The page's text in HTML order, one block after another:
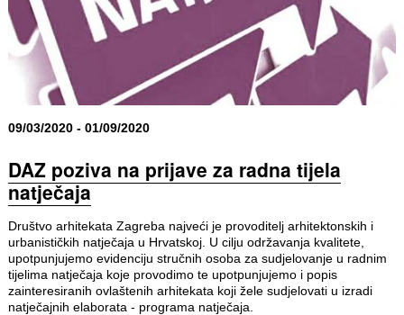
09/03/2020 - 01/09/2020
DAZ poziva na prijave za radna tijela
natječaja
Društvo arhitekata Zagreba najveći je provoditelj arhitektonskih i
urbanističkih natječaja u Hrvatskoj. U cilju održavanja kvalitete,
upotpunjujemo evidenciju stručnih osoba za sudjelovanje u radnim
tijelima natječaja koje provodimo te upotpunjujemo i popis
zainteresiranih ovlaštenih arhitekata koji žele sudjelovati u izradi
natječajnih elaborata - programa natječaja.